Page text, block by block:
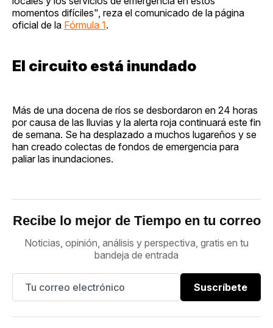
momentos difíciles", reza el comunicado de la página
oficial de la Fórmula 1.
El circuito está inundado
Más de una docena de ríos se desbordaron en 24 horas
por causa de las lluvias y la alerta roja continuará este fin
de semana. Se ha desplazado a muchos lugareños y se
han creado colectas de fondos de emergencia para
paliar las inundaciones.
Recibe lo mejor de Tiempo en tu correo
Noticias, opinión, análisis y perspectiva, gratis en tu
bandeja de entrada
Suscríbete